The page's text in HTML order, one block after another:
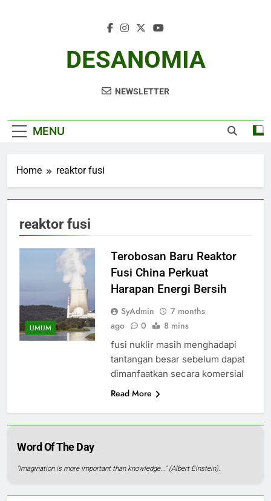
DESANOMIA
NEWSLETTER
MENU
Home reaktor fusi
reaktor fusi
UMUM
Terobosan Baru Reaktor
Fusi China Perkuat
Harapan Energi Bersih
SyAdmin
7 months
ago
0 8 mins
fusi nuklir masih menghadapi
tantangan besar sebelum dapat
dimanfaatkan secara komersial
Read More
Word Of The Day
"Imagination is more important than knowledge..." (Albert Einstein).